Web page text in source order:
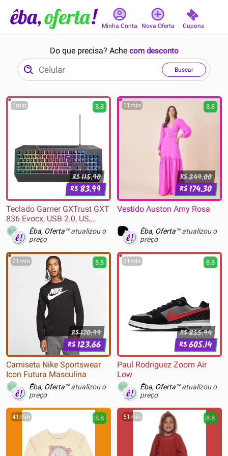
Minha Conta Nova Oferta Cupons
Do que precisa? Ache com desconto
Buscar
1min 8.8
R$115.90
R$ 83.99
Teclado Gamer GXTrust GXT
836 Evocx, USB 2.0, US,
Preto - 24722
Êba, Oferta™atualizou o
preço
11min 8.8
R$249.00
R$174.30
Vestido Auston Amy Rosa
Êba, Oferta™atualizou o
preço
21min 8.8
R$170.99
R$123.66
Camiseta Nike Sportswear
Icon Futura Masculina
Êba, Oferta™atualizou o
preço
31min 8.8
R$855.94
R$605.14
Paul Rodriguez Zoom Air
Low
Êba, Oferta™atualizou o
preço
41min 8.8 51min 8.8